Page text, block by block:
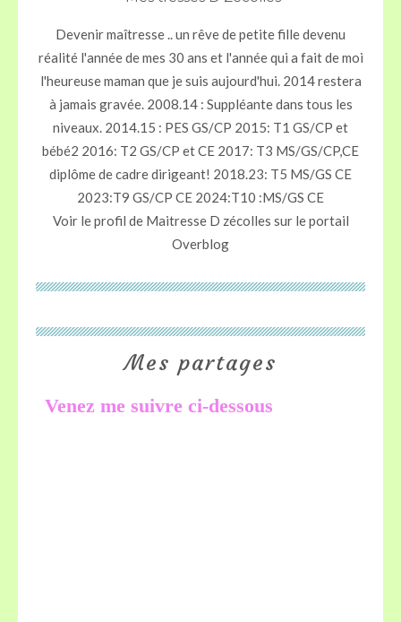
Devenir maîtresse .. un rêve de petite fille devenu
réalité l'année de mes 30 ans et l'année qui a fait de moi
l'heureuse maman que je suis aujourd'hui. 2014 restera
à jamais gravée. 2008.14 : Suppléante dans tous les
niveaux. 2014.15 : PES GS/CP 2015: T1 GS/CP et
bébé2 2016: T2 GS/CP et CE 2017: T3 MS/GS/CP,CE
diplôme de cadre dirigeant! 2018.23: T5 MS/GS CE
2023:T9 GS/CP CE 2024:T10 :MS/GS CE
Voir le profil de Maitresse D zécolles sur le portail
Overblog
Mes partages
Venez me suivre ci-dessous